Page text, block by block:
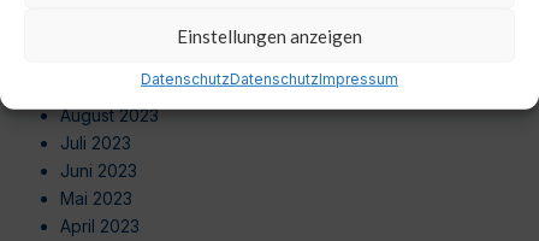
Einstellungen anzeigen
DatenschutzDatenschutzImpressum
November 2023
September 2023
August 2023
Juli 2023
Juni 2023
Mai 2023
April 2023